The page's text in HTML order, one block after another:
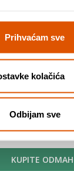
Prihvaćam sve
kolačića
Odbijam sve
Internet
14 dana
KUPITE ODMAH